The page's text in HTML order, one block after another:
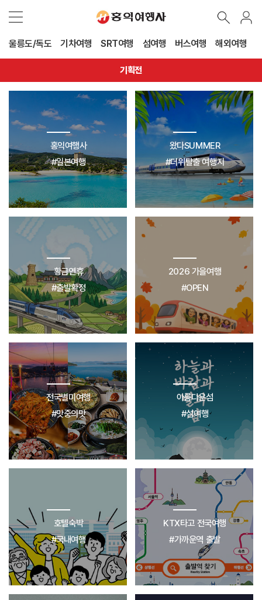
울릉도/독도 기차여행 SRT여행 섬여행 버스여행 해외여행
기획전
홍익여행사
#일본여행
왔다SUMMER
#더위탈출 여행지
황금연휴
#출발확정
2026 가을여행
#OPEN
전국별미여행
#맛중의맛
아름다운섬
#섬여행
호텔숙박
#국내여행
KTX타고 전국여행
#가까운역 출발